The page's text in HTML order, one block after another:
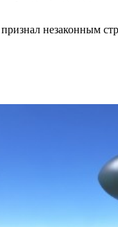
незаконным